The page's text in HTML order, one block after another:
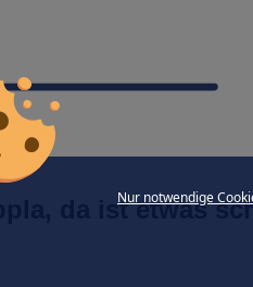
Nur notwendige
da ist etwas